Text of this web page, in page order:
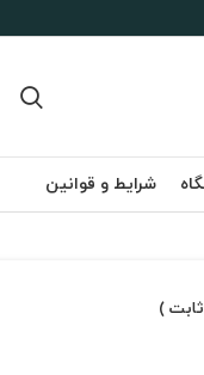
شرایط و قوانین
)